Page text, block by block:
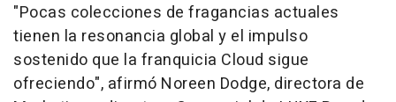
"Pocas colecciones de fragancias actuales
tienen la resonancia global y el impulso
sostenido que la franquicia Cloud sigue
ofreciendo", afirmó Noreen Dodge, directora de